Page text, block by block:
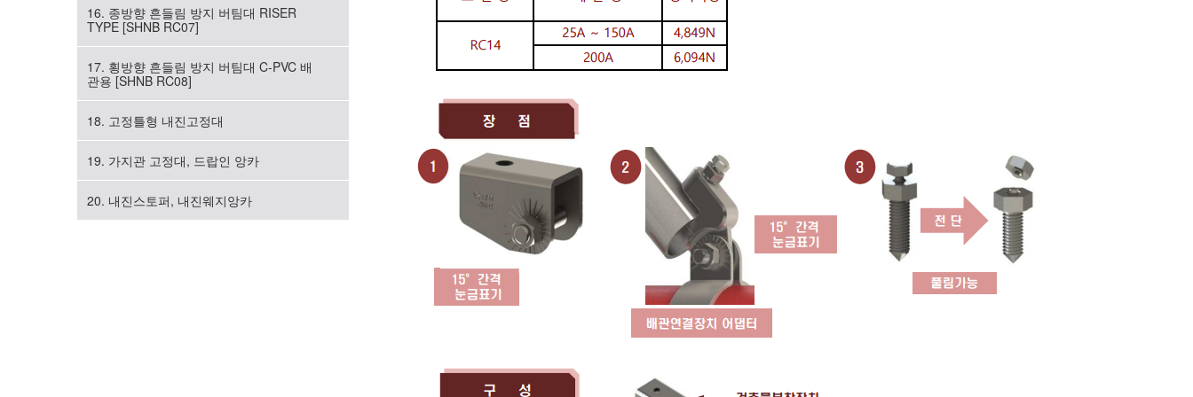
16. 종방향 흔들림 방지 버팀대 RISER
TYPE [SHNB RC07]
17. 횡방향 흔들림 방지 버팀대 C-PVC 배
관용 [SHNB RC08]
18. 고정틀형 내진고정대
19. 가지관 고정대, 드랍인 앙카
20. 내진스토퍼, 내진웨지앙카